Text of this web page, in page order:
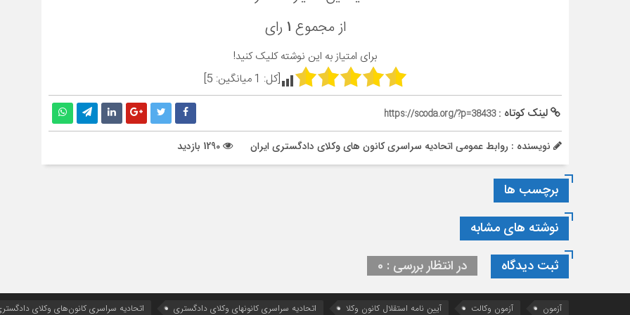
از مجموع ۱ رای
برای امتیاز به این نوشته کلیک کنید!
[کل: 1 میانگین: 5
]
لینک کوتاه :https://scoda.org/?p=38433
نویسنده : روابط عمومی اتحادیه سراسری کانون های وکلای دادگستری ایران
برچسب ها
نوشته های مشابه
ثبت دیدگاه
در انتظار بررسی : 0
آزمون آزمون وکالت آیین ‌نامه استقلال کانون وکلا اتحادیه سراسری کانونهای وکلای دادگستری اتحادیه سراسری کانون‌های وکلای